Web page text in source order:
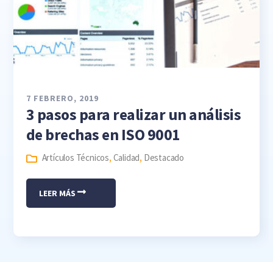
7 FEBRERO, 2019
3 pasos para realizar un análisis
de brechas en ISO 9001
Artículos Técnicos, Calidad, Destacado
LEER MÁS